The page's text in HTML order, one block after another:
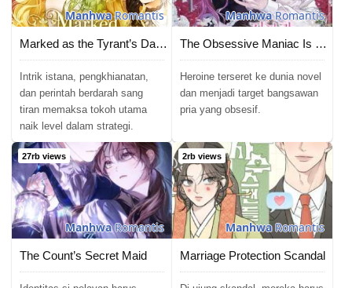
ManhwaRomantis
Marked as the Tyrant’s Daughter-in-law
Intrik istana, pengkhianatan,
dan perintah berdarah sang
tiran memaksa tokoh utama
naik level dalam strategi.
ManhwaRomantis
The Obsessive Maniac Is Trying to Confine Me
Heroine terseret ke dunia novel
dan menjadi target bangsawan
pria yang obsesif.
27rb views
ManhwaRomantis
The Count’s Secret Maid
2rb views
ManhwaRomantis
Marriage Protection Scandal